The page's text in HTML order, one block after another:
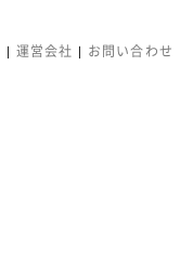
運営会社
お問い合わせ